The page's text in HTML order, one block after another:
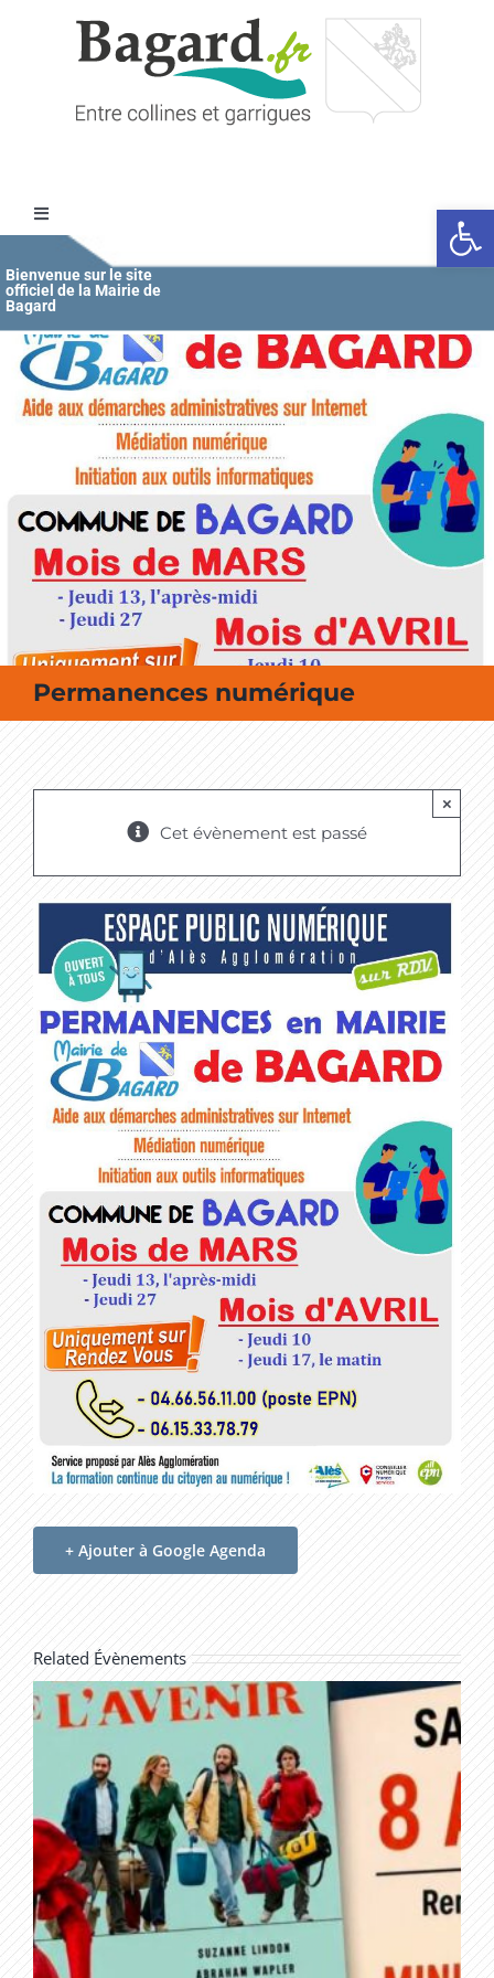
Ouvrir
Toggle
Navigation
Accueil
MAIRIE
ÉDUCATION / JEUNESSE
VIE COMMUNALE
MES SORTIES / MES LOISIRS
Bienvenue sur le site
officiel de la Mairie de
Bagard
Permanences numérique
Cet évènement est passé
×
+ Ajouter à Google Agenda
Related Évènements